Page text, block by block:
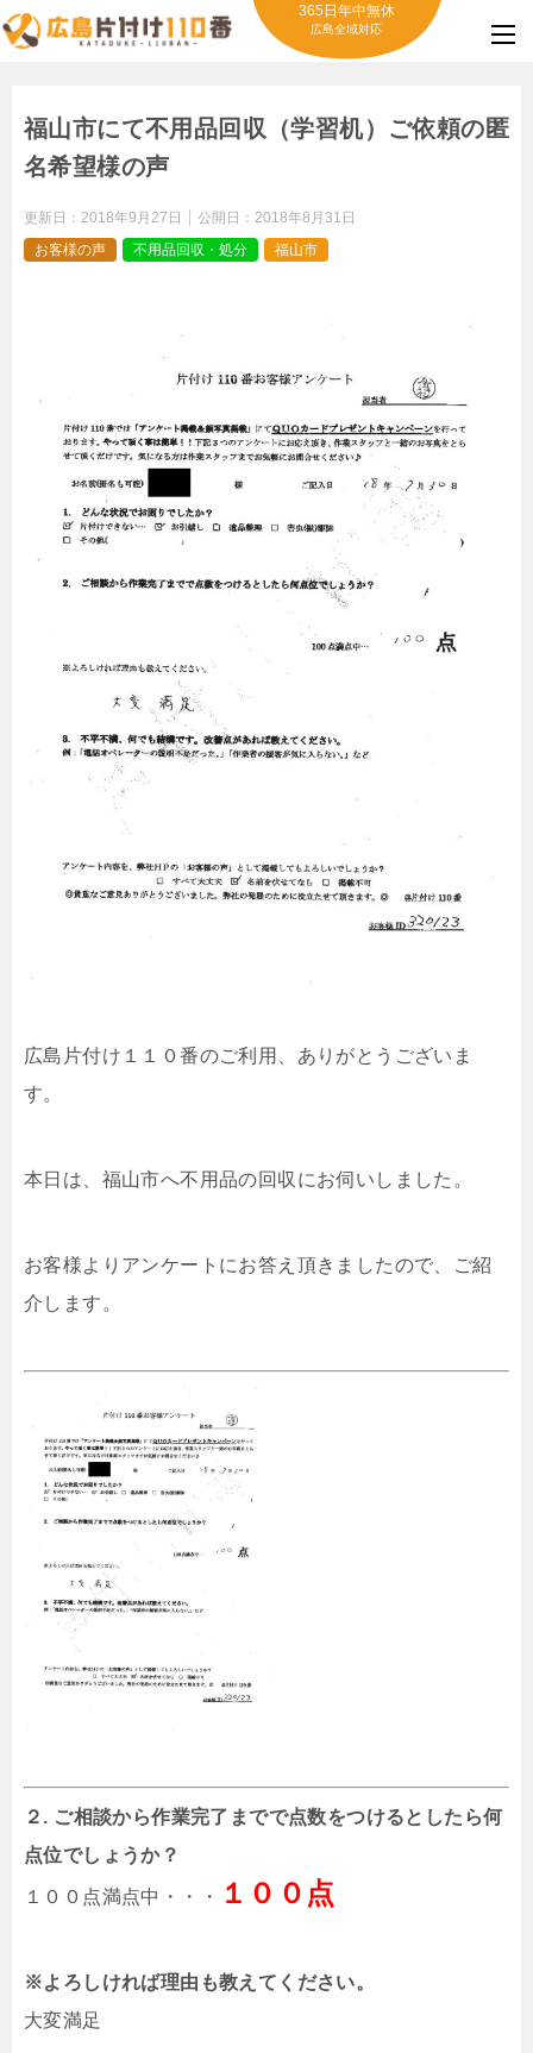
365日年中無休
広島全域対応
福山市にて不用品回収（学習机）ご依頼の匿
名希望様の声
更新日： 2018年9月27日 公開日： 2018年8月31日
お客様の声
不用品回収・処分 福山市
広島片付け１１０番のご利用、ありがとうございま
す。
本日は、福山市へ不用品の回収にお伺いしました。
お客様よりアンケートにお答え頂きましたので、ご紹
介します。
２. ご相談から作業完了までで点数をつけるとしたら何
点位でしょうか？
１００点満点中・・・ １００点
※よろしければ理由も教えてください。
大変満足